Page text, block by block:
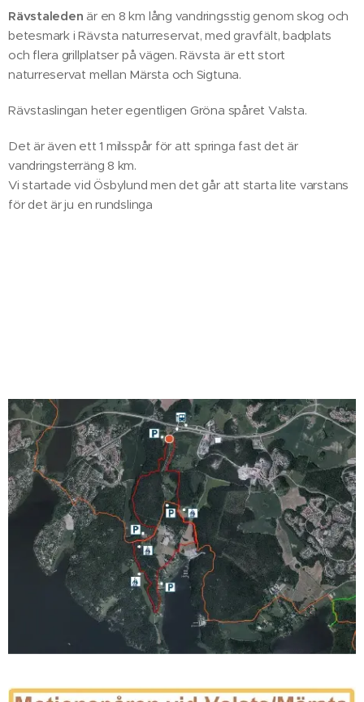
Rävstaleden är en 8 km lång vandringsstig genom skog och
betesmark i Rävsta naturreservat, med gravfält, badplats
och flera grillplatser på vägen. Rävsta är ett stort
naturreservat mellan Märsta och Sigtuna.
Rävstaslingan heter egentligen Gröna spåret Valsta.
Det är även ett 1 milsspår för att springa fast det är
vandringsterräng 8 km.
Vi startade vid Ösbylund men det går att starta lite varstans
för det är ju en rundslinga